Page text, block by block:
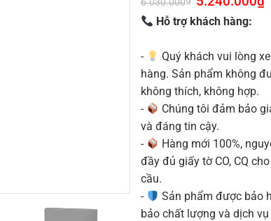
gốc
là:
6.030.000₫.
Hỗ trợ khách hàng:
-
Quý khách vui lòng
hàng. Sản phẩm không
không thích, không hợp.
-
Chúng tôi đảm bảo
và đáng tin cậy.
-
Hàng mới 100%,
đầy đủ giấy tờ CO, CQ
cầu.
-
Sản phẩm được bảo
bảo chất lượng và dịch